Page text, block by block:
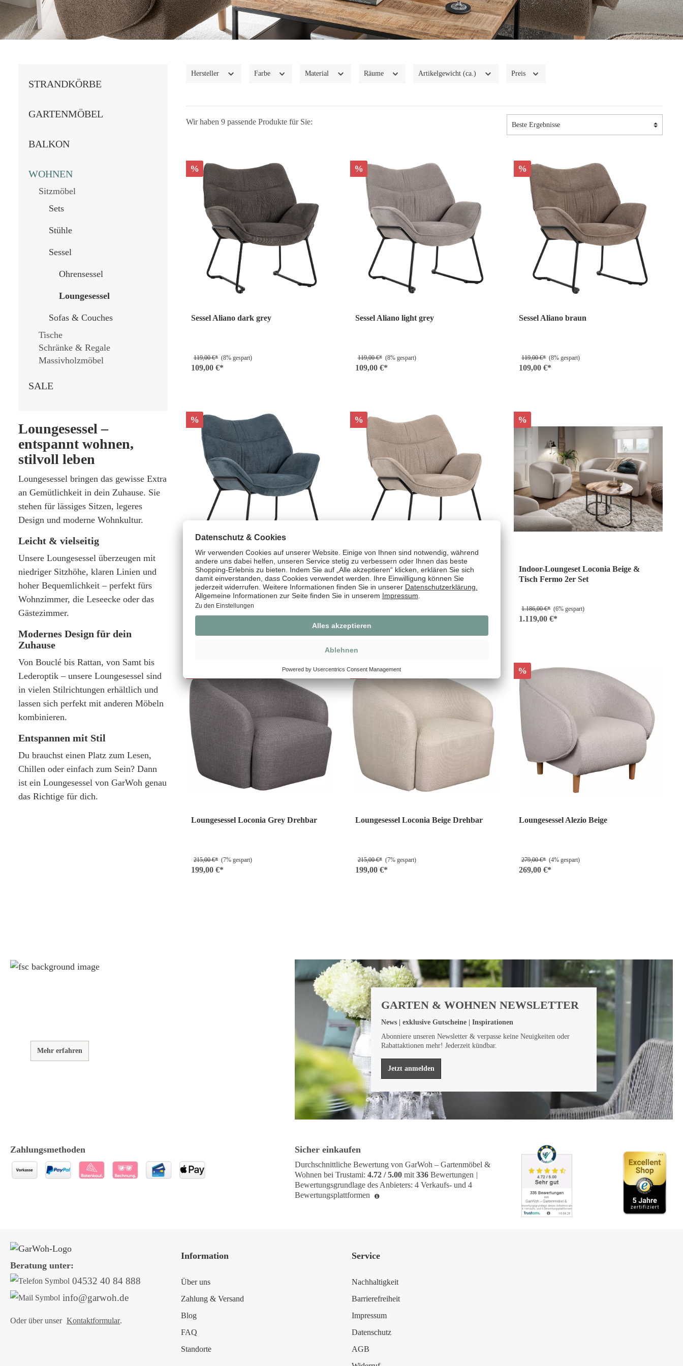
STRANDKÖRBE
GARTENMÖBEL
BALKON
WOHNEN
Sitzmöbel
Sets
Stühle
Sessel
Ohrensessel
Loungesessel
Sofas & Couches
Tische
Schränke & Regale
Massivholzmöbel
SALE
Loungesessel –
entspannt wohnen,
stilvoll leben
Loungesessel bringen das gewisse Extra
an Gemütlichkeit in dein Zuhause. Sie
stehen für lässiges Sitzen, legeres
Design und moderne Wohnkultur.
Leicht & vielseitig
Unsere Loungesessel überzeugen mit
niedriger Sitzhöhe, klaren Linien und
hoher Bequemlichkeit – perfekt fürs
Wohnzimmer, die Leseecke oder das
Gästezimmer.
Modernes Design für dein
Zuhause
Von Bouclé bis Rattan, von Samt bis
Lederoptik – unsere Loungesessel sind
in vielen Stilrichtungen erhältlich und
lassen sich perfekt mit anderen Möbeln
kombinieren.
Entspannen mit Stil
Du brauchst einen Platz zum Lesen,
Chillen oder einfach zum Sein? Dann
ist ein Loungesessel von GarWoh genau
das Richtige für dich.
Hersteller Farbe Material Räume Artikelgewicht (ca.) Preis
Wir haben 9 passende Produkte für Sie:
%
Sessel Aliano dark grey
119,00 €* (8% gespart)
109,00 €*
%
Sessel Aliano light grey
119,00 €* (8% gespart)
109,00 €*
%
Sessel Aliano braun
119,00 €* (8% gespart)
109,00 €*
%
Sessel Aliano blau
119,00 €* (8% gespart)
109,00 €*
%
Sessel Aliano beige
%
Indoor-Loungeset Loconia Beige &
Tisch Fermo 2er Set
1.186,00 €* (6% gespart)
1.119,00 €*
Loungesessel Loconia Grey Drehbar
215,00 €* (7% gespart)
199,00 €*
%
Loungesessel Loconia Beige Drehbar
215,00 €* (7% gespart)
199,00 €*
%
Loungesessel Alezio Beige
279,00 €* (4% gespart)
269,00 €*
Mehr erfahren
GARTEN & WOHNEN NEWSLETTER
News | exklusive Gutscheine | Inspirationen
Abonniere unseren Newsletter & verpasse keine Neuigkeiten oder
Rabattaktionen mehr! Jederzeit kündbar.
Jetzt anmelden
Zahlungsmethoden Sicher einkaufen
Durchschnittliche Bewertung von GarWoh – Gartenmöbel &
Wohnen bei Trustami: 4.72 /5.00 mit 336 Bewertungen |
Bewertungsgrundlage des Anbieters: 4 Verkaufs- und 4
Bewertungsplattformen
Beratung unter:
04532 40 84 888
info@garwoh.de
Oder über unser Kontaktformular.
Information
Über uns
Zahlung & Versand
Blog
FAQ
Standorte
Service
Nachhaltigkeit
Barrierefreiheit
Impressum
Datenschutz
AGB